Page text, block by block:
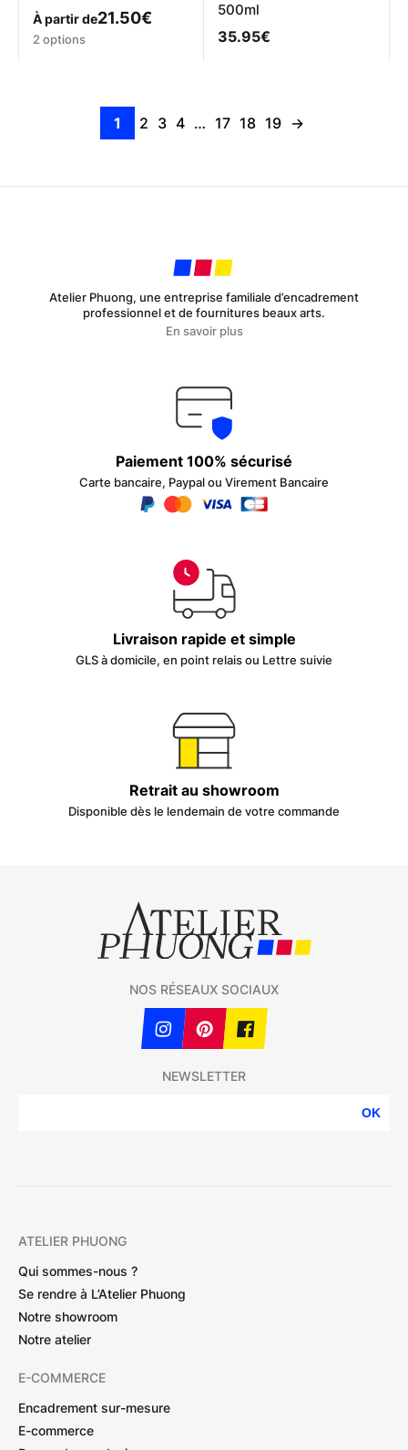
À partir de21.50€
Ce
variations.
être
produit
2 options
500ml
35.95€
1 2 3 4 … 17 18 19 →
Atelier Phuong, une entreprise familiale d’encadrement
professionnel et de fournitures beaux arts.
En savoir plus
Paiement 100% sécurisé
Carte bancaire, Paypal ou Virement Bancaire
Livraison rapide et simple
GLS à domicile, en point relais ou Lettre suivie
Retrait au showroom
Disponible dès le lendemain de votre commande
NEWSLETTER
OK
NOS RÉSEAUX SOCIAUX
ATELIER PHUONG
Qui sommes-nous ?
Se rendre à L’Atelier Phuong
Notre showroom
Notre atelier
E-COMMERCE
Encadrement sur-mesure
E-commerce